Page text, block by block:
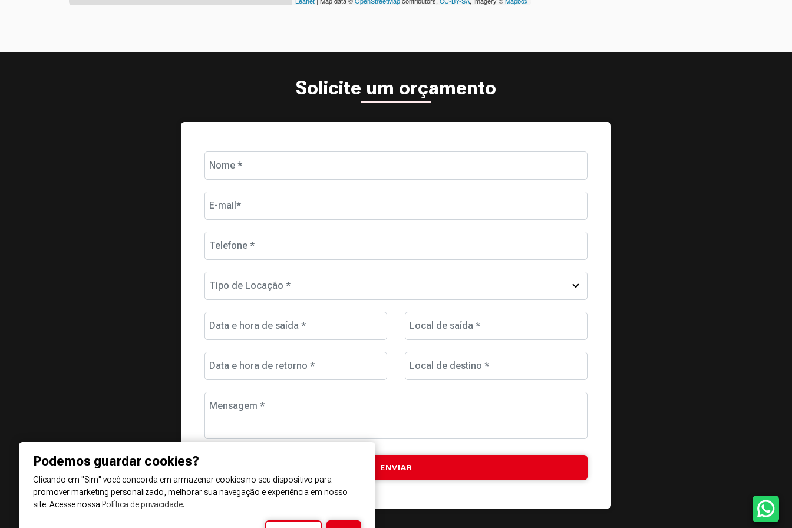
Solicite um orçamento
Nome *
E-mail*
Telefone *
Tipo de Locação *
Data e hora de saída * Local de saída *
Data e hora de retorno * Local de destino *
Mensagem *
Podemos guardar cookies?
Clicando em "Sim" você concorda em armazenar cookies no seu dispositivo para
promover marketing personalizado, melhorar sua navegação e experiência em nosso
site. Acesse nossa Política de privacidade.